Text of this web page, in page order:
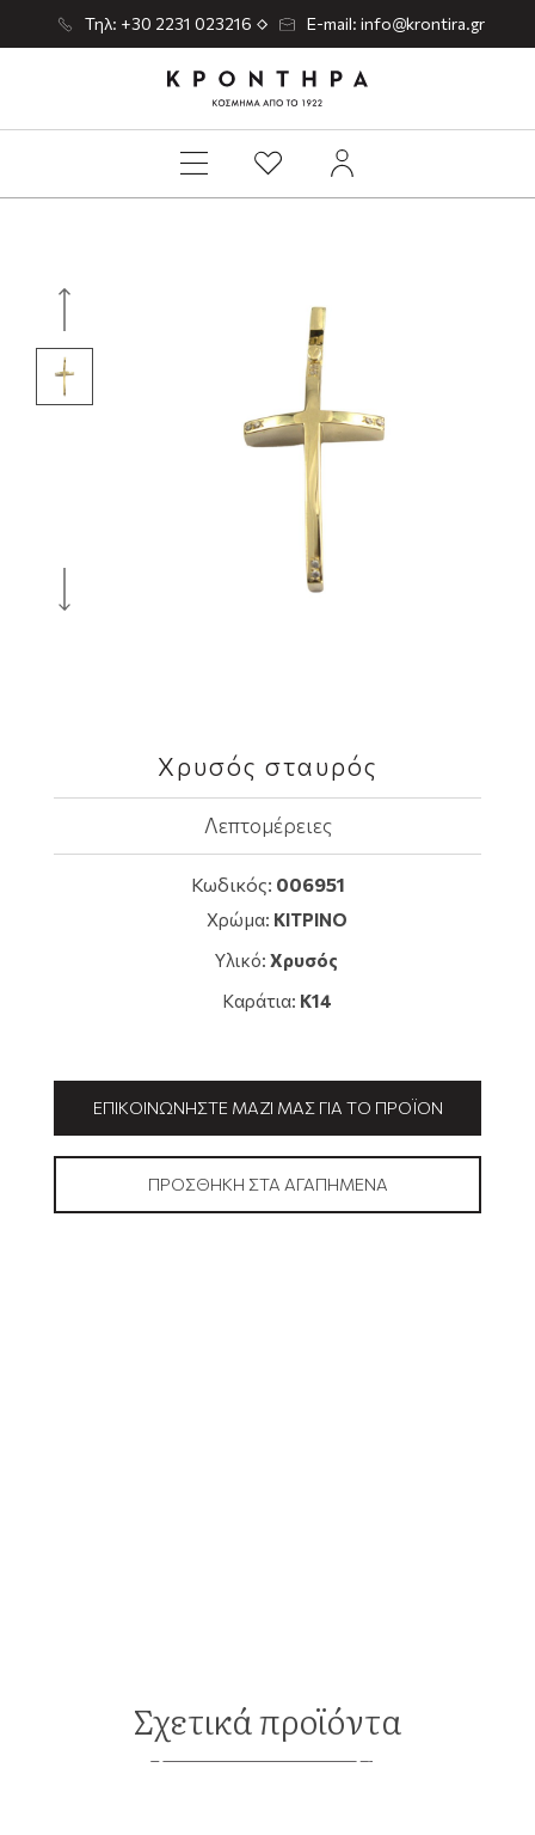
Τηλ: +30 2231 023216 E-mail: info@krontira.gr
Χρυσός σταυρός
Λεπτομέρειες
Κωδικός: 006951
Χρώμα: ΚΙΤΡΙΝΟ
Υλικό: Χρυσός
Καράτια: K14
ΕΠΙΚΟΙΝΩΝΉΣΤΕ ΜΑΖΊ ΜΑΣ ΓΙΑ ΤΟ ΠΡΟΪΌΝ
ΠΡΟΣΘΉΚΗ ΣΤΑ ΑΓΑΠΗΜΈΝΑ
Σχετικά προϊόντα